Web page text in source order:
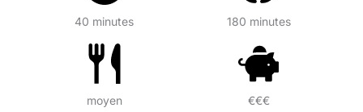
40 minutes 180 minutes
moyen €€€